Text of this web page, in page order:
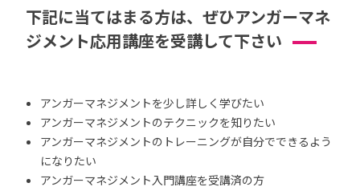
下記に当てはまる方は、ぜひアンガーマネ
ジメント応用講座を受講して下さい
アンガーマネジメントを少し詳しく学びたい
アンガーマネジメントのテクニックを知りたい
アンガーマネジメントのトレーニングが自分でできるよう
になりたい
アンガーマネジメント入門講座を受講済の方